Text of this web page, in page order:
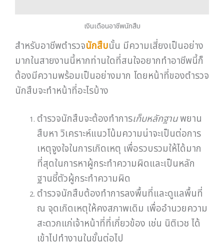
นักสืบจะทำหน้าที่อะไรบ้าง
ตำรวจนักสืบจะต้องทำการ เก็บหลักฐาน
พยาน
สืบหา วิเคราะห์แนวโน้มความน่าจะเป็นต่อการ
เหตุจูงใจในการเกิดเหตุ เพื่อรวบรวมให้ได้มาก
ฐานชี้ตัวผู้กระทำความผิด
ตำรวจนักสืบต้องทำการลงพื้นที่และดูแลพื้นที่
ณ จุดเกิดเหตุให้คงสภาพเดิม เพื่ออำนวยความ
สะดวกแก่เจ้าหน้าที่ที่เกี่ยวข้อง เช่น นิติเวช ได้
เข้าไปทำงานในขั้นต่อไป
ทำหน้าที่ในการสอบสวนพยาน ผู้เห็นเหตุการณ์
ผู้ร้องเรียน ฯลฯ เพื่อค้นหาข้อเท็จจริง
ตำรวจนักสืบต้องทำการบันทึกเป็นเอกสารเพื่อ
นำส่งเป็นรายงานและเก็บเป็นหลักฐาน